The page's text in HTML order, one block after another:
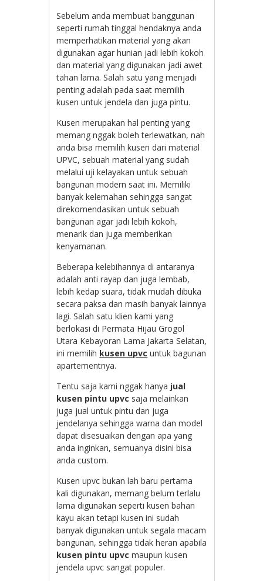
Sebelum anda membuat banggunan
seperti rumah tinggal hendaknya anda
memperhatikan material yang akan
digunakan agar hunian jadi lebih kokoh
dan material yang digunakan jadi awet
tahan lama. Salah satu yang menjadi
penting adalah pada saat memilih
kusen untuk jendela dan juga pintu.
Kusen merupakan hal penting yang
memang nggak boleh terlewatkan, nah
anda bisa memilih kusen dari material
UPVC, sebuah material yang sudah
melalui uji kelayakan untuk sebuah
bangunan modern saat ini. Memiliki
banyak kelemahan sehingga sangat
direkomendasikan untuk sebuah
bangunan agar jadi lebih kokoh,
menarik dan juga memberikan
kenyamanan.
Beberapa kelebihannya di antaranya
adalah anti rayap dan juga lembab,
lebih kedap suara, tidak mudah dibuka
secara paksa dan masih banyak lainnya
lagi. Salah satu klien kami yang
berlokasi di Permata Hijau Grogol
Utara Kebayoran Lama Jakarta Selatan,
ini memilih kusen upvc untuk bagunan
apartementnya.
Tentu saja kami nggak hanya jual
kusen pintu upvc saja melainkan
juga jual untuk pintu dan juga
jendelanya sehingga warna dan model
dapat disesuaikan dengan apa yang
anda inginkan, semuanya disini bisa
anda custom.
Kusen upvc bukan lah baru pertama
kali digunakan, memang belum terlalu
lama digunakan seperti kusen bahan
kayu akan tetapi kusen ini sudah
banyak digunakan untuk segala macam
bangunan, sehingga tidak heran apabila
kusen pintu upvc maupun kusen
jendela upvc sangat populer.